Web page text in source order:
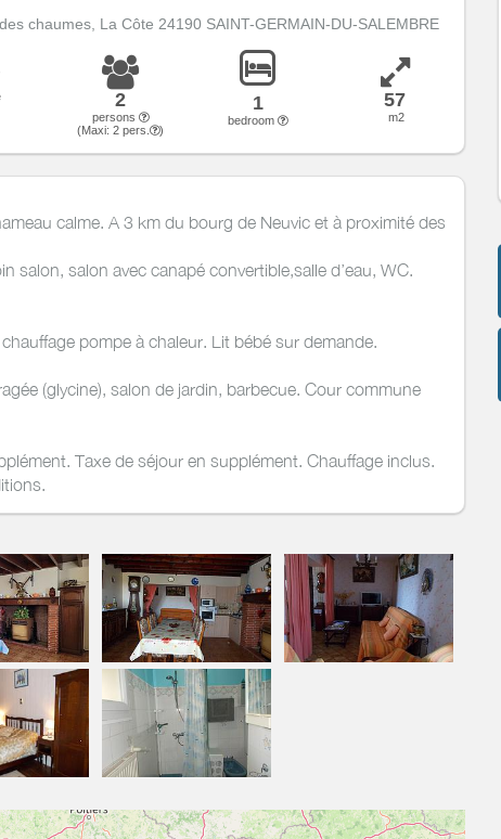
chaumes, La Côte 24190 SAINT-GERMAIN-DU-SALEMBRE
2
persons
(Maxi:2 pers. )
1
bedroom
57
m2
calme. A 3 km du bourg de Neuvic et à proximité des
salon, salon avec canapé convertible,salle d’eau, WC.
pompe à chaleur. Lit bébé sur demande.
(glycine), salon de jardin, barbecue. Cour commune
Taxe de séjour en supplément. Chauffage inclus.